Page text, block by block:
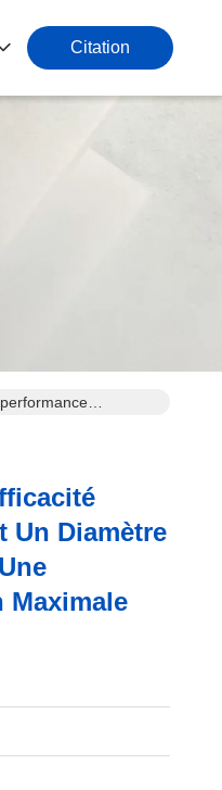
Citation
Un Diamètre
Maximale